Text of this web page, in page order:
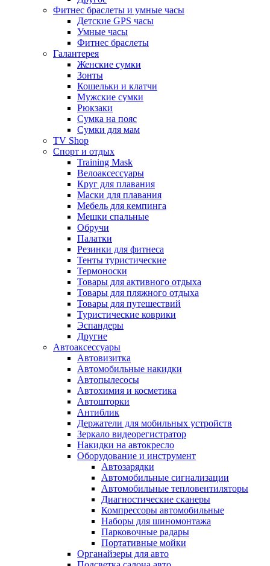
Фитнес браслеты и умные часы
Детские GPS часы
Умные часы
Фитнес браслеты
Галантерея
Женские сумки
Зонты
Кошельки и клатчи
Мужские сумки
Рюкзаки
Сумка на пояс
Сумки для мам
TV Shop
Спорт и отдых
Training Mask
Велоаксессуары
Круг для плавания
Маски для плавания
Мебель для кемпинга
Мешки спальные
Обручи
Палатки
Резинки для фитнеса
Тенты туристические
Термоноски
Товары для активного отдыха
Товары для пляжного отдыха
Товары для путешествий
Туристические коврики
Эспандеры
Другие
Автоаксессуары
Автовизитка
Автомобильные накидки
Автопылесосы
Автохимия и косметика
Автошторки
Антиблик
Держатели для мобильных устройств
Зеркало видеорегистратор
Накидки на автокресло
Оборудование и инструмент
Автозарядки
Автомобильные сигнализации
Автомобильные тепловентиляторы
Диагностические сканеры
Компрессоры автомобильные
Наборы для шиномонтажа
Парковочные радары
Портативные мойки
Органайзеры для авто